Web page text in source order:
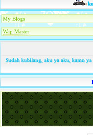
My Blogs
Wap Master
Sudah kubilang, aku ya aku, kamu